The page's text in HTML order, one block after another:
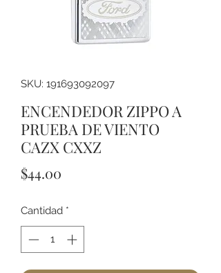
SKU: 191693092097
ENCENDEDOR ZIPPO A
PRUEBA DE VIENTO
CAZX CXXZ
$44.00
Cantidad *